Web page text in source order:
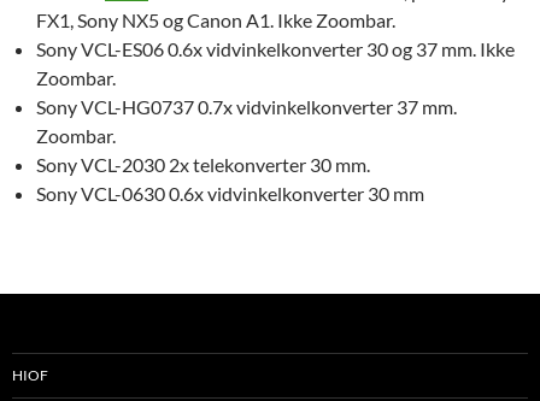
FX1, Sony NX5 og Canon A1. Ikke Zoombar.
Sony VCL-ES06 0.6x vidvinkelkonverter 30 og 37 mm. Ikke
Zoombar.
Sony VCL-HG0737 0.7x vidvinkelkonverter 37 mm.
Zoombar.
Sony VCL-2030 2x telekonverter 30 mm.
Sony VCL-0630 0.6x vidvinkelkonverter 30 mm
HIOF